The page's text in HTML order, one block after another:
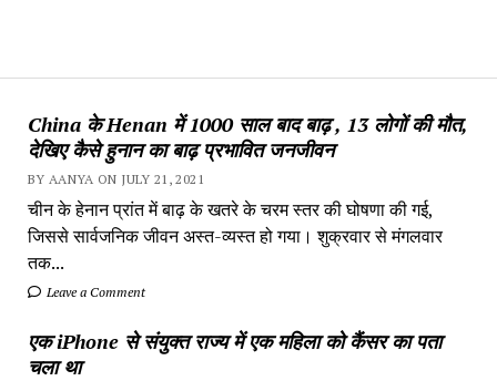
China के Henan में 1000 साल बाद बाढ़ , 13 लोगों की मौत,
देखिए कैसे हुनान का बाढ़ प्रभावित जनजीवन
BY AANYA ON JULY 21, 2021
चीन के हेनान प्रांत में बाढ़ के खतरे के चरम स्तर की घोषणा की गई,
जिससे सार्वजनिक जीवन अस्त-व्यस्त हो गया। शुक्रवार से मंगलवार
तक...
Leave a Comment
एक iPhone से संयुक्त राज्य में एक महिला को कैंसर का पता
चला था